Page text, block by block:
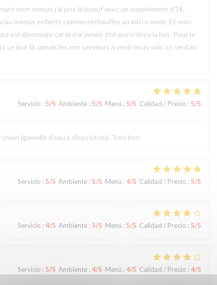
mon menus j'ai pris le boeuf avec un supplement d'1€,
menus enfants comme réchauffer au micro onde. Et mon
est dommage car je n'ai jamais été aussi déçu la bas. Pour le
jour là, jamais les mm serveurs à venir nous voir, on sentais
Servicio : 5/5 Ambiente: 5/5 Menú : 5/5 Calidad / Precio : 5/5
(gamelle d’eau à disposition). Très bon
Servicio : 5/5 Ambiente: 5/5 Menú : 4/5 Calidad / Precio : 5/5
Servicio : 4/5 Ambiente: 5/5 Menú : 5/5 Calidad / Precio : 5/5
Servicio : 5/5 Ambiente: 4/5 Menú : 4/5 Calidad / Precio : 4/5